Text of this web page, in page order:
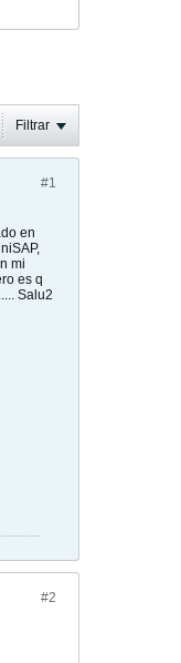
Filtrar
#1
en
mi
es q
Salu2
#2